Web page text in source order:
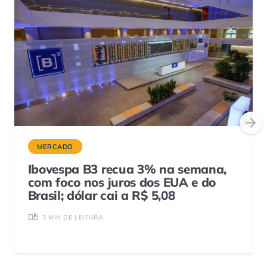
MERCADO
Ibovespa B3 recua 3% na semana,
com foco nos juros dos EUA e do
Brasil; dólar cai a R$ 5,08
3 MIN DE LEITURA